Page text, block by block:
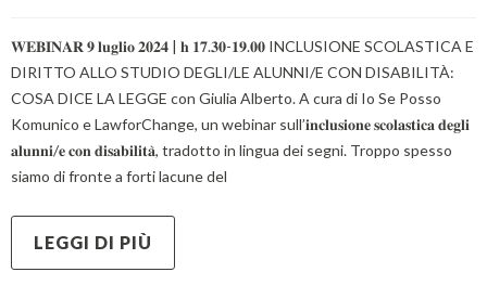
𝐖𝐄𝐁𝐈𝐍𝐀𝐑 𝟗 𝐥𝐮𝐠𝐥𝐢𝐨 𝟐𝟎𝟐𝟒 | 𝐡 𝟏𝟕.𝟑𝟎-𝟏𝟗.𝟎𝟎 INCLUSIONE SCOLASTICA E
DIRITTO ALLO STUDIO DEGLI/LE ALUNNI/E CON DISABILITÀ:
COSA DICE LA LEGGE con Giulia Alberto. A cura di Io Se Posso
Komunico e LawforChange, un webinar sull’𝐢𝐧𝐜𝐥𝐮𝐬𝐢𝐨𝐧𝐞 𝐬𝐜𝐨𝐥𝐚𝐬𝐭𝐢𝐜𝐚 𝐝𝐞𝐠𝐥𝐢
𝐚𝐥𝐮𝐧𝐧𝐢/𝐞 𝐜𝐨𝐧 𝐝𝐢𝐬𝐚𝐛𝐢𝐥𝐢𝐭𝐚̀, tradotto in lingua dei segni. Troppo spesso
siamo di fronte a forti lacune del
LEGGI DI PIÙ